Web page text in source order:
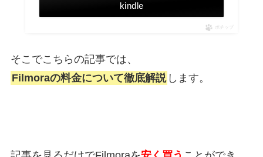
kindle
ポチップ
そこでこちらの記事では、
Filmoraの料金について徹底解説 します。